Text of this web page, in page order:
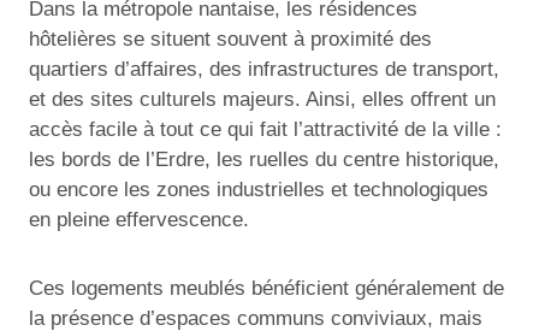
Dans la métropole nantaise, les résidences
hôtelières se situent souvent à proximité des
quartiers d’affaires, des infrastructures de transport,
et des sites culturels majeurs. Ainsi, elles offrent un
accès facile à tout ce qui fait l’attractivité de la ville :
les bords de l’Erdre, les ruelles du centre historique,
ou encore les zones industrielles et technologiques
en pleine effervescence.
Ces logements meublés bénéficient généralement de
la présence d’espaces communs conviviaux, mais